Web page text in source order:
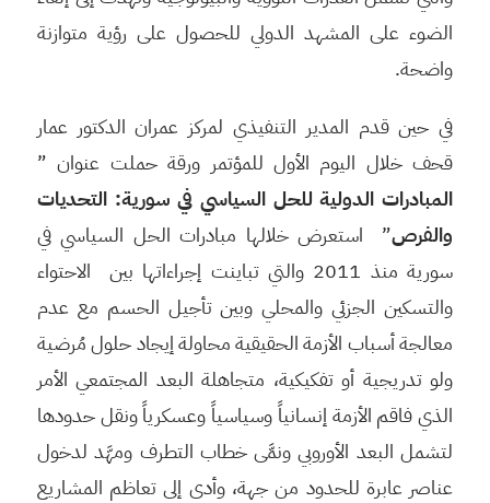
الضوء على المشهد الدولي للحصول على رؤية متوازنة
واضحة.
في حين قدم المدير التنفيذي لمركز عمران الدكتور عمار
قحف خلال اليوم الأول للمؤتمر ورقة حملت عنوان ”
المبادرات الدولية للحل السياسي في سورية: التحديات
والفرص” استعرض خلالها مبادرات الحل السياسي في
سورية منذ 2011 والتي تباينت إجراءاتها بين الاحتواء
والتسكين الجزئي والمحلي وبين تأجيل الحسم مع عدم
معالجة أسباب الأزمة الحقيقية محاولة إيجاد حلول مُرضية
ولو تدريجية أو تفكيكية، متجاهلة البعد المجتمعي الأمر
الذي فاقم الأزمة إنسانياً وسياسياً وعسكرياً ونقل حدودها
لتشمل البعد الأوروبي ونمَّى خطاب التطرف ومهَّد لدخول
عناصر عابرة للحدود من جهة، وأدى إلى تعاظم المشاريع